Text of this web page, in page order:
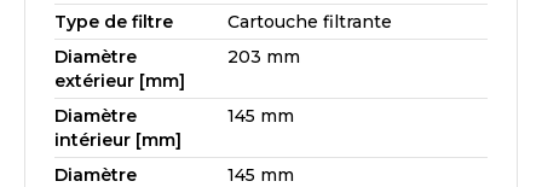
Type de filtre
Cartouche filtrante
Diamètre
extérieur [mm]
203 mm
Diamètre
intérieur [mm]
145 mm
Diamètre
145 mm